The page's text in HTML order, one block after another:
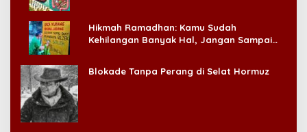
Hikmah Ramadhan: Kamu Sudah
Kehilangan Banyak Hal, Jangan Sampai
Blokade Tanpa Perang di Selat Hormuz